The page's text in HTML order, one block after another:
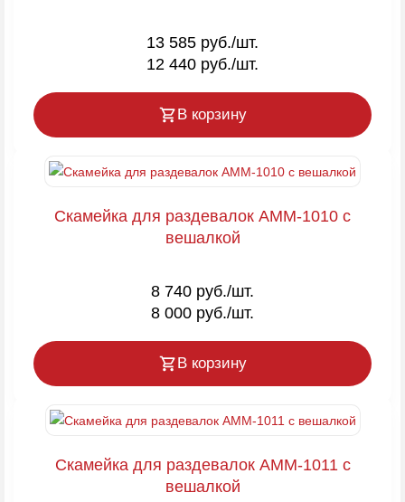
13 585 руб./шт.
12 440 руб./шт.
В корзину
Скамейка для раздевалок AMM-1010 с
вешалкой
8 740 руб./шт.
8 000 руб./шт.
В корзину
Скамейка для раздевалок AMM-1011 с
вешалкой